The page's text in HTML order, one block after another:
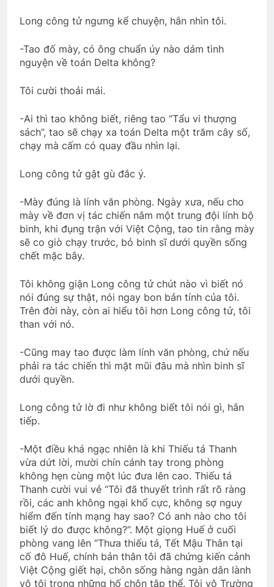
Long công tử ngưng kể chuyện, hắn nhìn tôi.
-Tao đố mày, có ông chuẩn úy nào dám tình
nguyện về toán Delta không?
Tôi cười thoải mái.
-Ai thì tao không biết, riêng tao “Tẩu vi thượng
sách”, tao sẽ chạy xa toán Delta một trăm cây số,
chạy mà cấm có quay đầu nhìn lại.
Long công tử gật gù đắc ý.
-Mày đúng là lính văn phòng. Ngày xưa, nếu cho
mày về đơn vị tác chiến nắm một trung đội lính bộ
binh, khi đụng trận với Việt Cộng, tao tin rằng mày
sẽ co giò chạy trước, bỏ binh sĩ dưới quyền sống
chết mặc bây.
Tôi không giận Long công tử chút nào vì biết nó
nói đúng sự thật, nói ngay bon bản tính của tôi.
Trên đời này, còn ai hiểu tôi hơn Long công tử, tôi
than với nó.
-Cũng may tao được làm lính văn phòng, chứ nếu
phải ra tác chiến thì mặt mũi đâu mà nhìn binh sĩ
dưới quyền.
Long công tử lờ đi như không biết tôi nói gì, hắn
tiếp.
-Một điều khá ngạc nhiên là khi Thiếu tá Thanh
vừa dứt lời, mười chín cánh tay trong phòng
không hẹn cùng một lúc đưa lên cao. Thiếu tá
Thanh cười vui vẻ “Tôi đã thuyết trình rất rõ ràng
rồi, các anh không ngại khổ cực, không sợ nguy
hiểm đến tính mạng hay sao? Có anh nào cho tôi
biết lý do được không?”. Một giọng Huế ở cuối
phòng vang lên “Thưa thiếu tá, Tết Mậu Thân tại
cố đô Huế, chính bản thân tôi đã chứng kiến cảnh
Việt Cộng giết hại, chôn sống hàng ngàn dân lành
vô tội trong những hố chôn tập thể. Tôi vô Trường